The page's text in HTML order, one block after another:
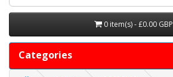
0 item(s) - £0.00 GBP
Categories